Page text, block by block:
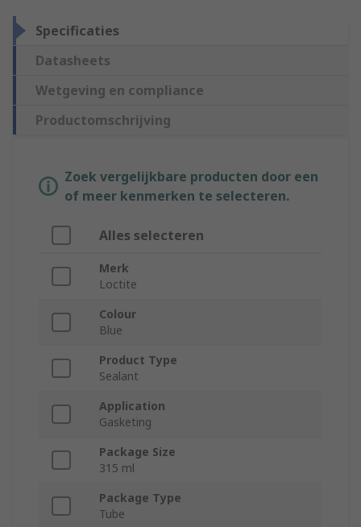
Specificaties
Datasheets
Wetgeving en compliance
Productomschrijving
Zoek vergelijkbare producten door een
of meer kenmerken te selecteren.
Alles selecteren
Merk
Loctite
Colour
Blue
Product Type
Sealant
Application
Gasketing
Package Size
315 ml
Package Type
Tube